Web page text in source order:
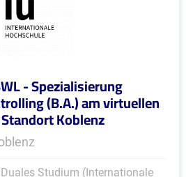
- Spezialisierung
(B.A.) am virtuellen
Koblenz
Studium (Internationale